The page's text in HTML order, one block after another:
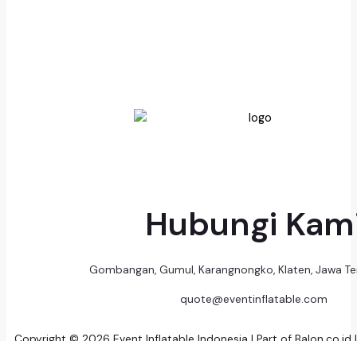
Hubungi
Gombangan, Gumul, Karangnongko, Klaten, Jawa
quote@eventinflatable.com